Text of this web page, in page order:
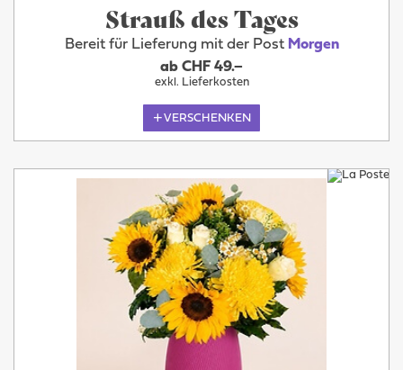
Strauß des Tages
Bereit für Lieferung mit der Post Morgen
ab CHF 49.–
exkl. Lieferkosten
VERSCHENKEN